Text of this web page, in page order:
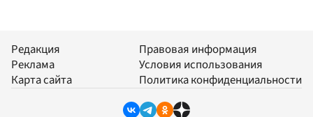
Редакция
Реклама
Карта сайта
Правовая информация
Условия использования
Политика конфиденциальности